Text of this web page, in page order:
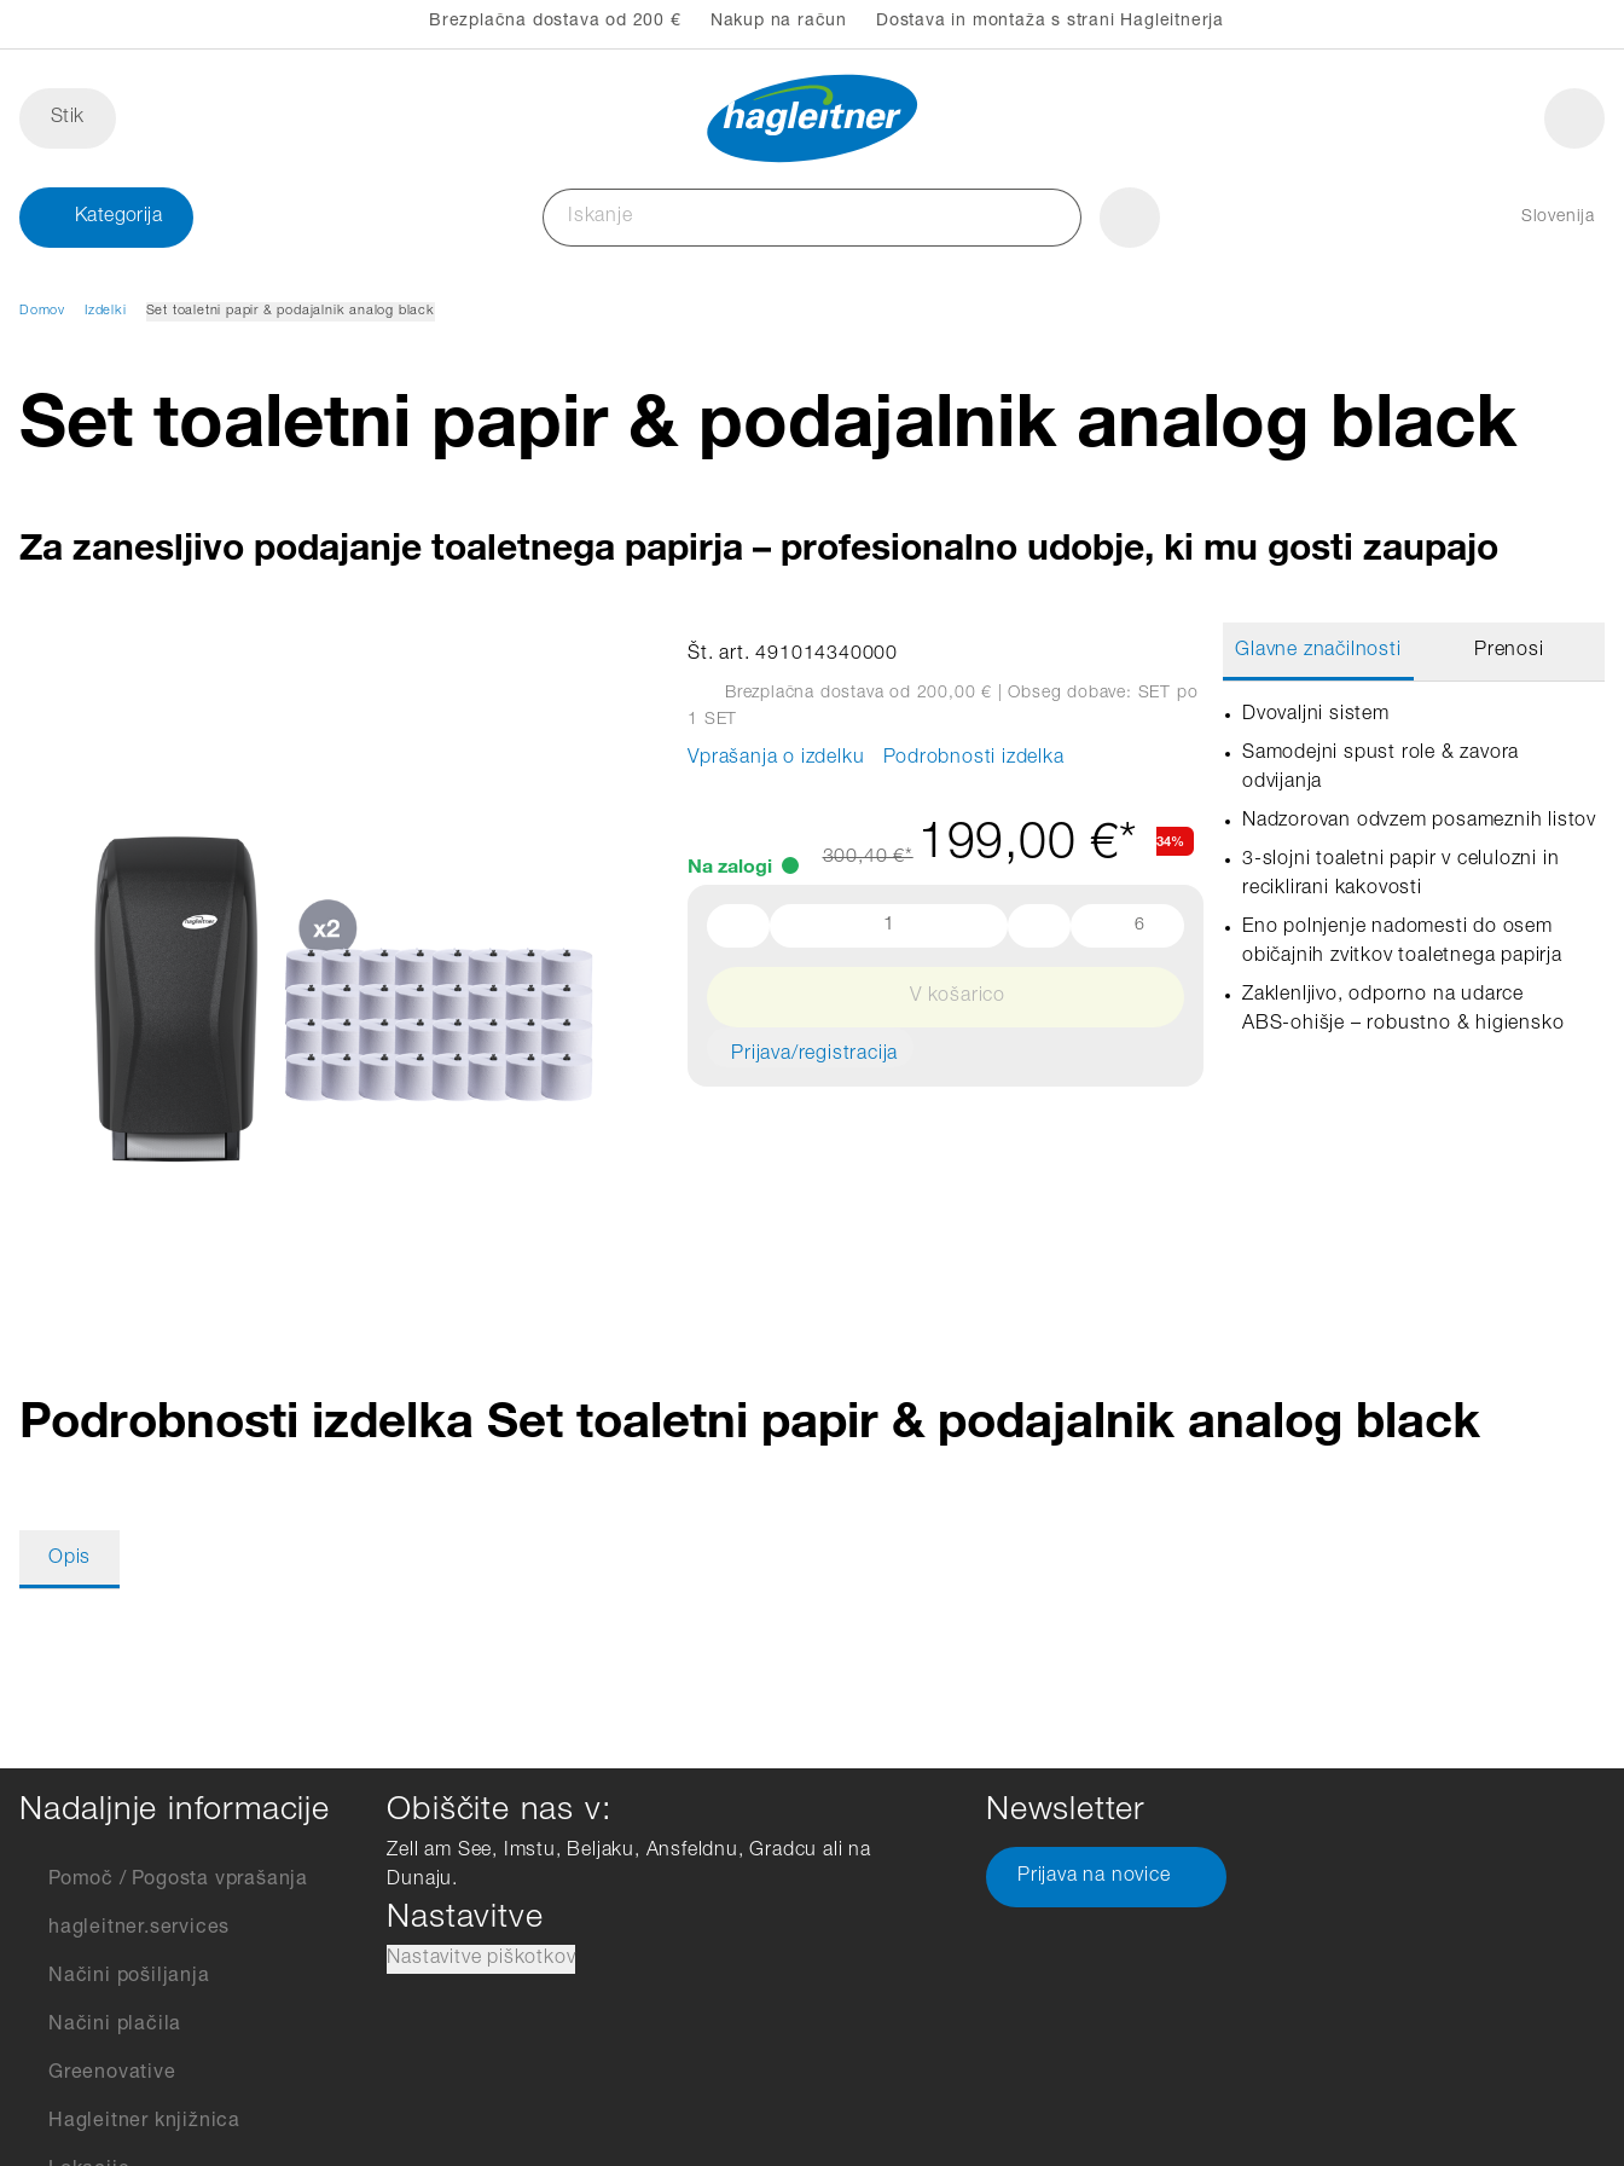
Brezplačna dostava od 200 € Nakup na račun Dostava in montaža s strani Hagleitnerja
Stik
Kategorija Slovenija
Domov Izdelki Set toaletni papir & podajalnik analog black
Set toaletni papir & podajalnik analog black
Za zanesljivo podajanje toaletnega papirja – profesionalno udobje, ki mu gosti zaupajo
Št. art. 491014340000
Brezplačna dostava od 200,00 € | Obseg dobave: SET
po
1 SET
Vprašanja o izdelku Podrobnosti izdelka
Na zalogi 300,40 €* 199,00 €* 34%
6
V košarico
Prijava/registracija
Glavne značilnosti Prenosi
Dvovaljni sistem
Samodejni spust role & zavora
odvijanja
Nadzorovan odvzem posameznih listov
3-slojni toaletni papir v celulozni in
reciklirani kakovosti
Eno polnjenje nadomesti do osem
običajnih zvitkov toaletnega papirja
Zaklenljivo, odporno na udarce
ABS‑ohišje – robustno & higiensko
Podrobnosti izdelka Set toaletni papir & podajalnik analog black
Opis
Nadaljnje informacije
Pomoč / Pogosta vprašanja
hagleitner.services
Načini pošiljanja
Načini plačila
Greenovative
Hagleitner knjižnica
Obiščite nas v:
Zell am See, Imstu, Beljaku, Ansfeldnu, Gradcu ali na
Dunaju.
Nastavitve
Nastavitve piškotkov
Newsletter
Prijava na novice